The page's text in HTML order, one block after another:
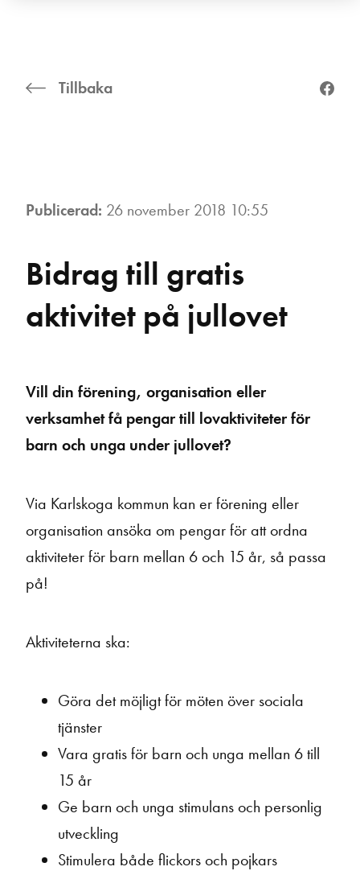
Tillbaka
Publicerad: 26 november 2018 10:55
Bidrag till gratis
aktivitet på jullovet
Vill din förening, organisation eller
verksamhet få pengar till lovaktiviteter för
barn och unga under jullovet?
Via Karlskoga kommun kan er förening eller
organisation ansöka om pengar för att ordna
aktiviteter för barn mellan 6 och 15 år, så passa
på!
Aktiviteterna ska:
Göra det möjligt för möten över sociala
tjänster
Vara gratis för barn och unga mellan 6 till
15 år
Ge barn och unga stimulans och personlig
utveckling
Stimulera både flickors och pojkars